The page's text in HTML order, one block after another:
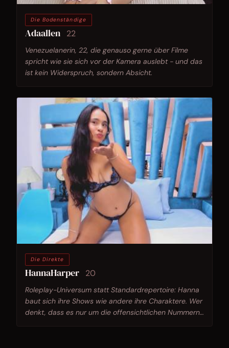
Die Bodenständige
Adaallen 22
Venezuelanerin, 22, die genauso gerne über Filme
spricht wie sie sich vor der Kamera auslebt - und das
ist kein Widerspruch, sondern Absicht.
Die Direkte
HannaHarper 20
Roleplay-Universum statt Standardrepertoire: Hanna
baut sich ihre Shows wie andere ihre Charaktere. Wer
denkt, dass es nur um die offensichtlichen Nummern